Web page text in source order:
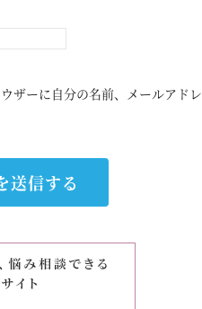
ザーに自分の名前、メールアドレ